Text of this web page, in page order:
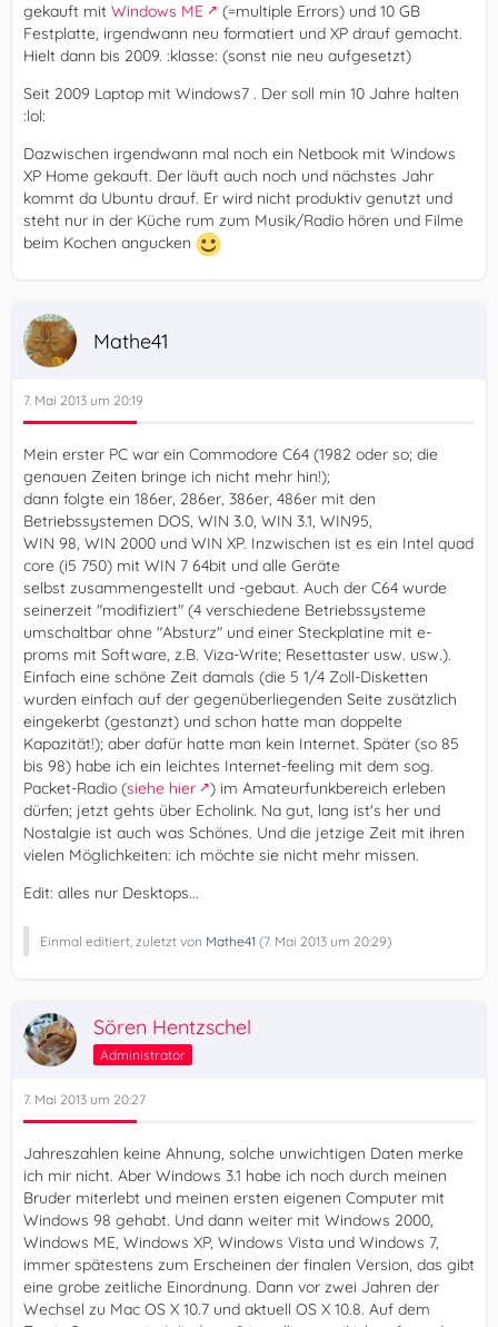
gekauft mit Windows ME
(=multiple Errors) und 10 GB
Festplatte, irgendwann neu formatiert und XP drauf gemacht.
Hielt dann bis 2009. :klasse: (sonst nie neu aufgesetzt)
Seit 2009 Laptop mit Windows7 . Der soll min 10 Jahre halten
:lol:
Dazwischen irgendwann mal noch ein Netbook mit Windows
XP Home gekauft. Der läuft auch noch und nächstes Jahr
kommt da Ubuntu drauf. Er wird nicht produktiv genutzt und
steht nur in der Küche rum zum Musik/Radio hören und Filme
beim Kochen angucken
Mathe41
7. Mai 2013 um 20:19
Mein erster PC war ein Commodore C64 (1982 oder so; die
genauen Zeiten bringe ich nicht mehr hin!);
dann folgte ein 186er, 286er, 386er, 486er mit den
Betriebssystemen DOS, WIN 3.0, WIN 3.1, WIN95,
WIN 98, WIN 2000 und WIN XP. Inzwischen ist es ein Intel quad
core (i5 750) mit WIN 7 64bit und alle Geräte
selbst zusammengestellt und -gebaut. Auch der C64 wurde
seinerzeit "modifiziert" (4 verschiedene Betriebssysteme
umschaltbar ohne "Absturz" und einer Steckplatine mit e-
proms mit Software, z.B. Viza-Write; Resettaster usw. usw.).
Einfach eine schöne Zeit damals (die 5 1/4 Zoll-Disketten
wurden einfach auf der gegenüberliegenden Seite zusätzlich
eingekerbt (gestanzt) und schon hatte man doppelte
Kapazität!); aber dafür hatte man kein Internet. Später (so 85
bis 98) habe ich ein leichtes Internet-feeling mit dem sog.
Packet-Radio (siehe hier
) im Amateurfunkbereich erleben
dürfen; jetzt gehts über Echolink. Na gut, lang ist's her und
Nostalgie ist auch was Schönes. Und die jetzige Zeit mit ihren
vielen Möglichkeiten: ich möchte sie nicht mehr missen.
Edit: alles nur Desktops...
Einmal editiert, zuletzt von Mathe41 (7. Mai 2013 um 20:29)
Sören Hentzschel
Administrator
7. Mai 2013 um 20:27
Jahreszahlen keine Ahnung, solche unwichtigen Daten merke
ich mir nicht. Aber Windows 3.1 habe ich noch durch meinen
Bruder miterlebt und meinen ersten eigenen Computer mit
Windows 98 gehabt. Und dann weiter mit Windows 2000,
Windows ME, Windows XP, Windows Vista und Windows 7,
immer spätestens zum Erscheinen der finalen Version, das gibt
eine grobe zeitliche Einordnung. Dann vor zwei Jahren der
Wechsel zu Mac OS X 10.7 und aktuell OS X 10.8. Auf dem